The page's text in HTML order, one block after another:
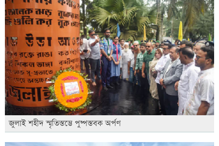
জুলাই শহীদ স্মৃতিস্তম্ভে পুষ্পস্তবক অর্পণ